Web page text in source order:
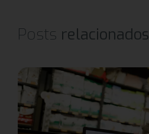
Posts relacionados